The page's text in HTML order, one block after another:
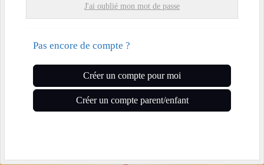
J'ai oublié mon mot de passe
Pas encore de compte ?
Créer un compte pour moi
Créer un compte parent/enfant